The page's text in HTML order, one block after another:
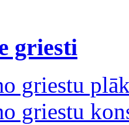
griesti
griestu
griestu